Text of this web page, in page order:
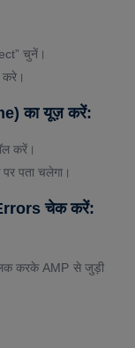
चुनें।
का यूज़ करें:
करें।
पता चलेगा।
चेक करें:
करके AMP से जुड़ी